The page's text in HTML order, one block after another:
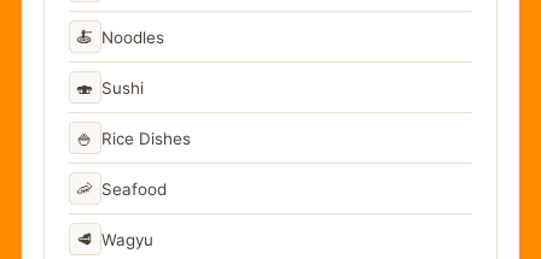
🍝 Noodles
🍣 Sushi
🍚 Rice Dishes
🦐 Seafood
🥩 Wagyu